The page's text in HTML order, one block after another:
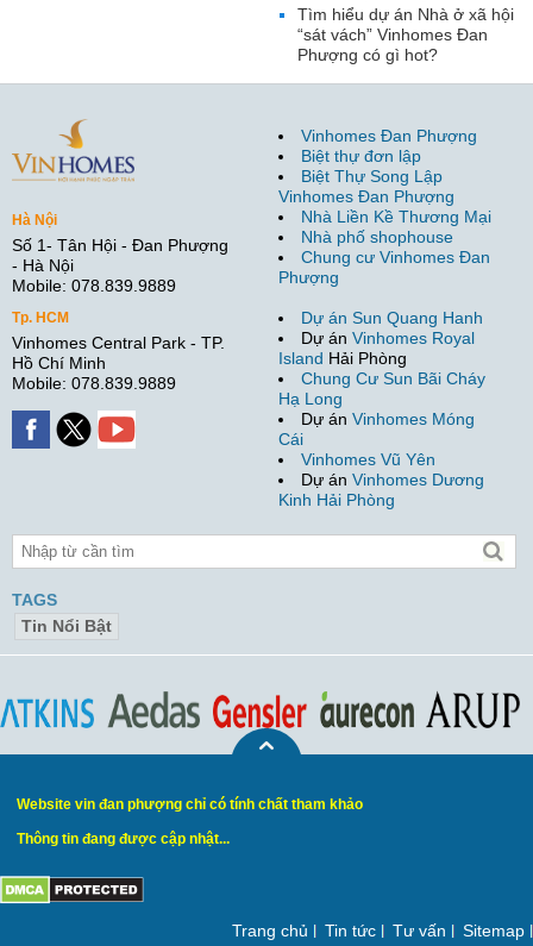
Tìm hiểu dự án Nhà ở xã hội
“sát vách” Vinhomes Đan
Phượng có gì hot?
Hà Nội
Số 1- Tân Hội - Đan Phượng
- Hà Nội
Mobile: 078.839.9889
Tp. HCM
Vinhomes Central Park - TP.
Hồ Chí Minh
Mobile: 078.839.9889
Vinhomes Đan Phượng
Biệt thự đơn lập
Biệt Thự Song Lập
Vinhomes Đan Phượng
Nhà Liền Kề Thương Mại
Nhà phố shophouse
Chung cư Vinhomes Đan
Phượng
Dự án Sun Quang Hanh
Dự án Vinhomes Royal
Island Hải Phòng
Chung Cư Sun Bãi Cháy
Hạ Long
Dự án Vinhomes Móng
Cái
Vinhomes Vũ Yên
Dự án Vinhomes Dương
Kinh Hải Phòng
TAGS
Tin Nổi Bật
Website vin đan phượng chỉ có tính chất tham khảo
Thông tin đang được cập nhật...
Trang chủ Tin tức Tư vấn Sitemap